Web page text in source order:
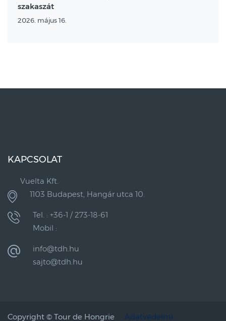
szakaszát
2026. május 16.
KAPCSOLAT
Vuelta Kft.
1103 Budapest, Hangár utca 10.
Tel. : +36-1 / 273-18-61
Mobil :
info@tdh.hu
sajto@tdh.hu
Copyright © Tour de Hongrie Adatvédelmi